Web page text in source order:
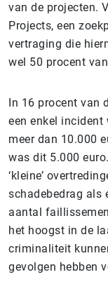
van de projecten.
Projects, een
vertraging die
wel 50 procent
In 16 procent van
een enkel incident
meer dan 10.000
was dit 5.000
‘kleine’
schadebedrag als
aantal
het hoogst in de
criminaliteit
gevolgen hebben